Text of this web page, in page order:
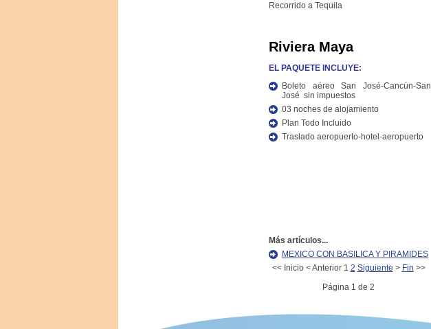
Recorrido a Tequila
Riviera Maya
EL PAQUETE INCLUYE:
Boleto aéreo San José-Cancún-San
José sin impuestos
03 noches de alojamiento
Plan Todo Incluido
Traslado aeropuerto-hotel-aeropuerto
Más artículos...
MEXICO CON BASILICA Y PIRAMIDES
<< Inicio<Anterior 1 2 Siguiente > Fin >>
Página 1 de 2